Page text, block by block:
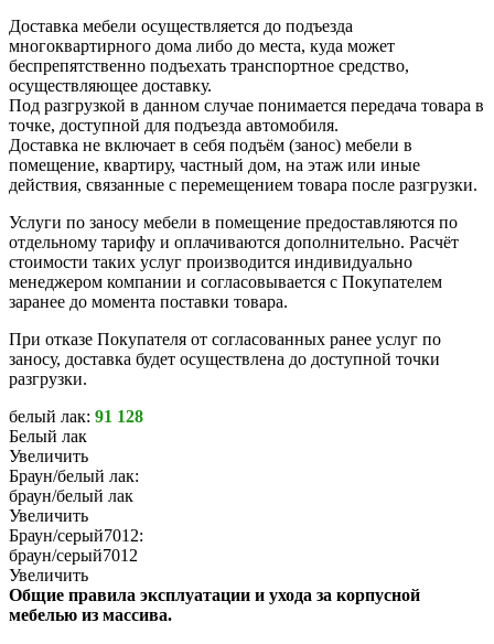
Доставка мебели осуществляется до подъезда
многоквартирного дома либо до места, куда может
беспрепятственно подъехать транспортное средство,
осуществляющее доставку.
Под разгрузкой в данном случае понимается передача товара в
точке, доступной для подъезда автомобиля.
Доставка не включает в себя подъём (занос) мебели в
помещение, квартиру, частный дом, на этаж или иные
действия, связанные с перемещением товара после разгрузки.
Услуги по заносу мебели в помещение предоставляются по
отдельному тарифу и оплачиваются дополнительно. Расчёт
стоимости таких услуг производится индивидуально
менеджером компании и согласовывается с Покупателем
заранее до момента поставки товара.
При отказе Покупателя от согласованных ранее услуг по
заносу, доставка будет осуществлена до доступной точки
разгрузки.
белый лак: 91 128
Белый лак
Увеличить
Браун/белый лак:
браун/белый лак
Увеличить
Браун/серый7012:
браун/серый7012
Увеличить
Общие правила эксплуатации и ухода за корпусной
мебелью из массива.